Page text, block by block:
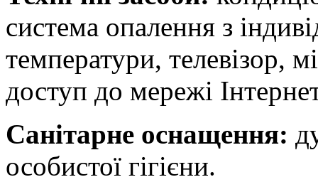
система опалення з
температури, телевізор,
доступ до мережі
Санітарне оснащення:
особистої гігієни.